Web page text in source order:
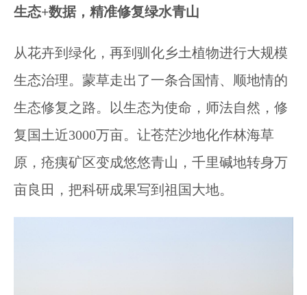
生态+数据，精准修复绿水青山
从花卉到绿化，再到驯化乡土植物进行大规模
生态治理。蒙草走出了一条合国情、顺地情的
生态修复之路。以生态为使命，师法自然，修
复国土近3000万亩。让苍茫沙地化作林海草
原，疮痍矿区变成悠悠青山，千里碱地转身万
亩良田，把科研成果写到祖国大地。